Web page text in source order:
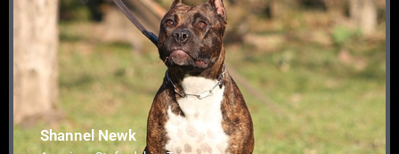
Shannel Newk